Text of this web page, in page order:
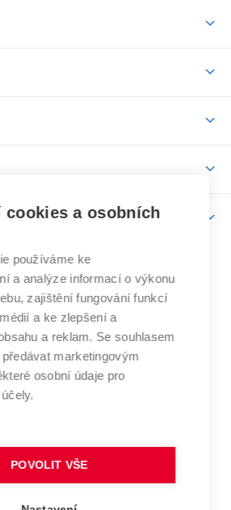
roku
studentů
rada
výzkumu
fondů
učení
technické
V BRNĚ
www.vut.cz
vut@vutbr.cz
cookies a osobních
používáme ke
a analýze informací o výkonu
zajištění fungování funkcí
a ke zlepšení a
a reklam. Se souhlasem
marketingovým
osobní údaje pro
POVOLIT VŠE